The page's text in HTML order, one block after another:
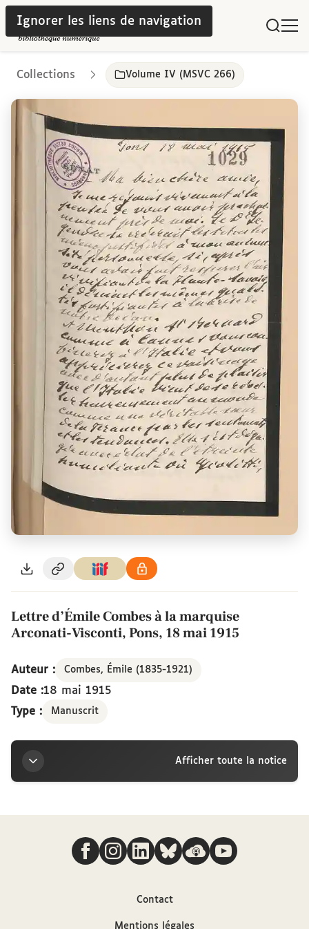
Ignorer les liens de navigation
Collections Volume IV (MSVC 266)
Lettre d’Émile Combes à la marquise
Arconati-Visconti, Pons, 18 mai 1915
Auteur : Combes, Émile (1835-1921)
Date :18 mai 1915
Type :
Manuscrit
Afficher toute la notice
Titre
Lettre d’Émile Combes à la marquise Arconati-
Visconti, Pons, 18 mai 1915
Nous suivre
Contact
Mentions légales